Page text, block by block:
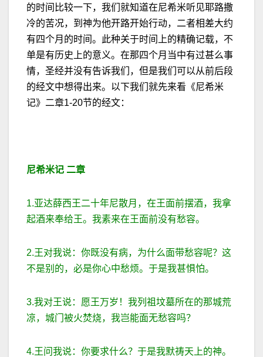
的时间比较一下，我们就知道在尼希米听见耶路撒
冷的苦况，到神为他开路开始行动，二者相差大约
有四个月的时间。此种关于时间上的精确记载，不
单是有历史上的意义。在那四个月当中有过甚么事
情，圣经并没有告诉我们，但是我们可以从前后段
的经文中想得出来。以下我们就先来看《尼希米
记》二章1-20节的经文：
尼希米记 二章
1.亚达薛西王二十年尼散月，在王面前摆酒，我拿
起酒来奉给王。我素来在王面前没有愁容。
2.王对我说：你既没有病，为什么面带愁容呢？这
不是别的，必是你心中愁烦。于是我甚惧怕。
3.我对王说：愿王万岁！我列祖坟墓所在的那城荒
凉，城门被火焚烧，我岂能面无愁容吗？
4.王问我说：你要求什么？于是我默祷天上的神。